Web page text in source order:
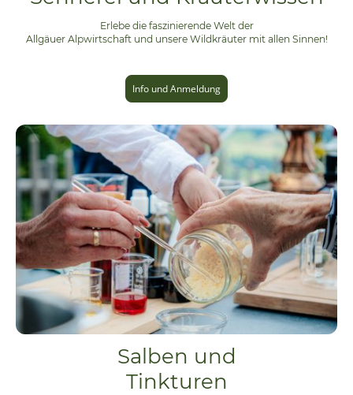
Erlebe die faszinierende Welt der
Allgäuer Alpwirtschaft und unsere Wildkräuter mit allen Sinnen!
Info und Anmeldung
Salben und
Tinkturen